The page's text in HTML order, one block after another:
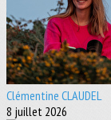
Clémentine CLAUDEL
8 juillet 2026